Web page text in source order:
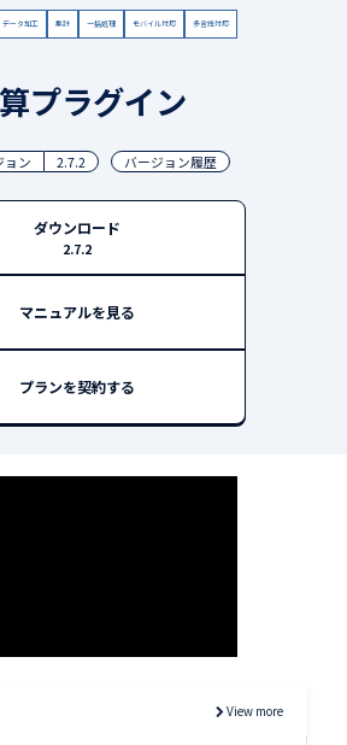
データ加工 集計 一括処理 モバイル対応 多言語対応
プラグイン
ョン 2.7.2 バージョン履歴
ダウンロード
2.7.2
マニュアルを見る
プランを契約する
View more